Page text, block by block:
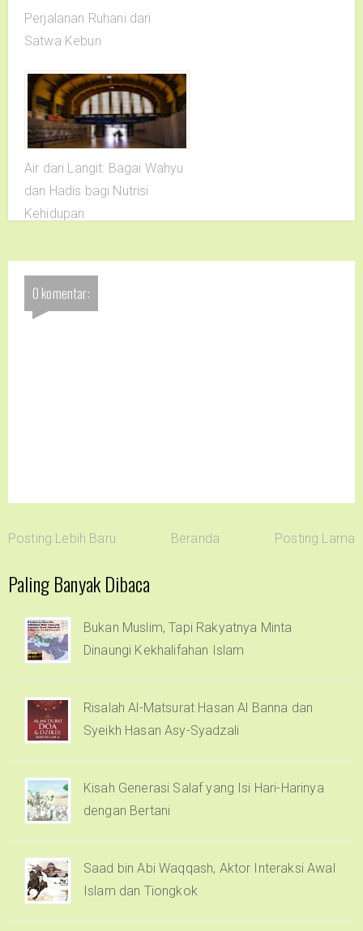
Perjalanan Ruhani dari
Satwa Kebun
Air dari Langit: Bagai Wahyu
dan Hadis bagi Nutrisi
Kehidupan
0 komentar:
Posting Lebih Baru Beranda Posting Lama
Paling Banyak Dibaca
Bukan Muslim, Tapi Rakyatnya Minta
Dinaungi Kekhalifahan Islam
Risalah Al-Matsurat Hasan Al Banna dan
Syeikh Hasan Asy-Syadzali
Kisah Generasi Salaf yang Isi Hari-Harinya
dengan Bertani
Saad bin Abi Waqqash, Aktor Interaksi Awal
Islam dan Tiongkok